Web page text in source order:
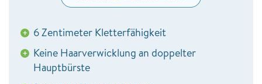
+ 6 Zentimeter Kletterfähigkeit
+ Keine Haarverwicklung an doppelter
Hauptbürste